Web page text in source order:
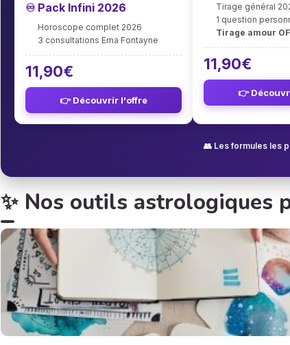
♾️ Pack Infini 2026
Horoscope complet 2026
3 consultations Ema Fontayne
11,90€
👉 Découvrir l'offre
Tirage général
1 question
Tirage amour
11,90€
👉
👥 Les formules les
✨ Nos outils astrologiques